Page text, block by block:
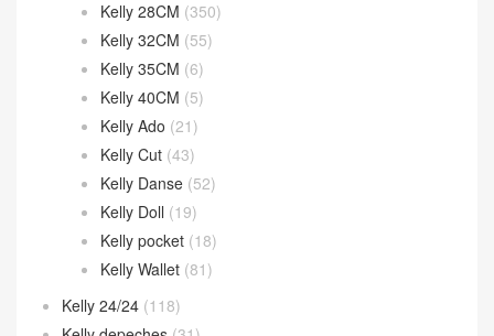
In the-loop (14)
Jige Elan(44)
Jypsiere(9)
kelly
(1,383)
Kelly 25CM(728)
Kelly 28CM(350)
Kelly 32CM(55)
Kelly 35CM(6)
Kelly 40CM(5)
Kelly Ado(21)
Kelly Cut(43)
Kelly Danse(52)